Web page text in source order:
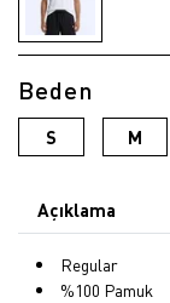
Beden
S M
Açıklama
Regular
%100 Pamuk